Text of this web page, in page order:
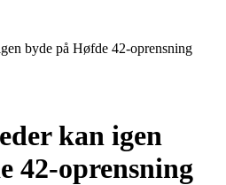
byde på Høfde 42-oprensning
kan igen
42-oprensning